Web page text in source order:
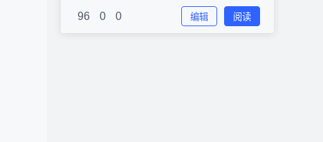
96 0 0 编辑 阅读